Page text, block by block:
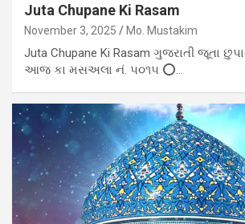
Juta Chupane Ki Rasam
November 3, 2025 Mo. Mustakim
Juta Chupane Ki Rasam ગુજરાતી જૂતા
આજ કા મસઅલા નં. ૫૦૧૫ ⭕…